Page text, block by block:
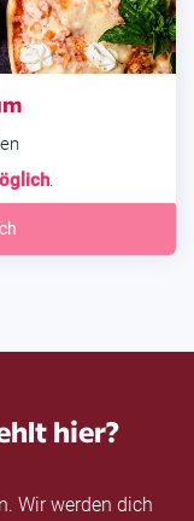
.
hier?
Wir werden dich